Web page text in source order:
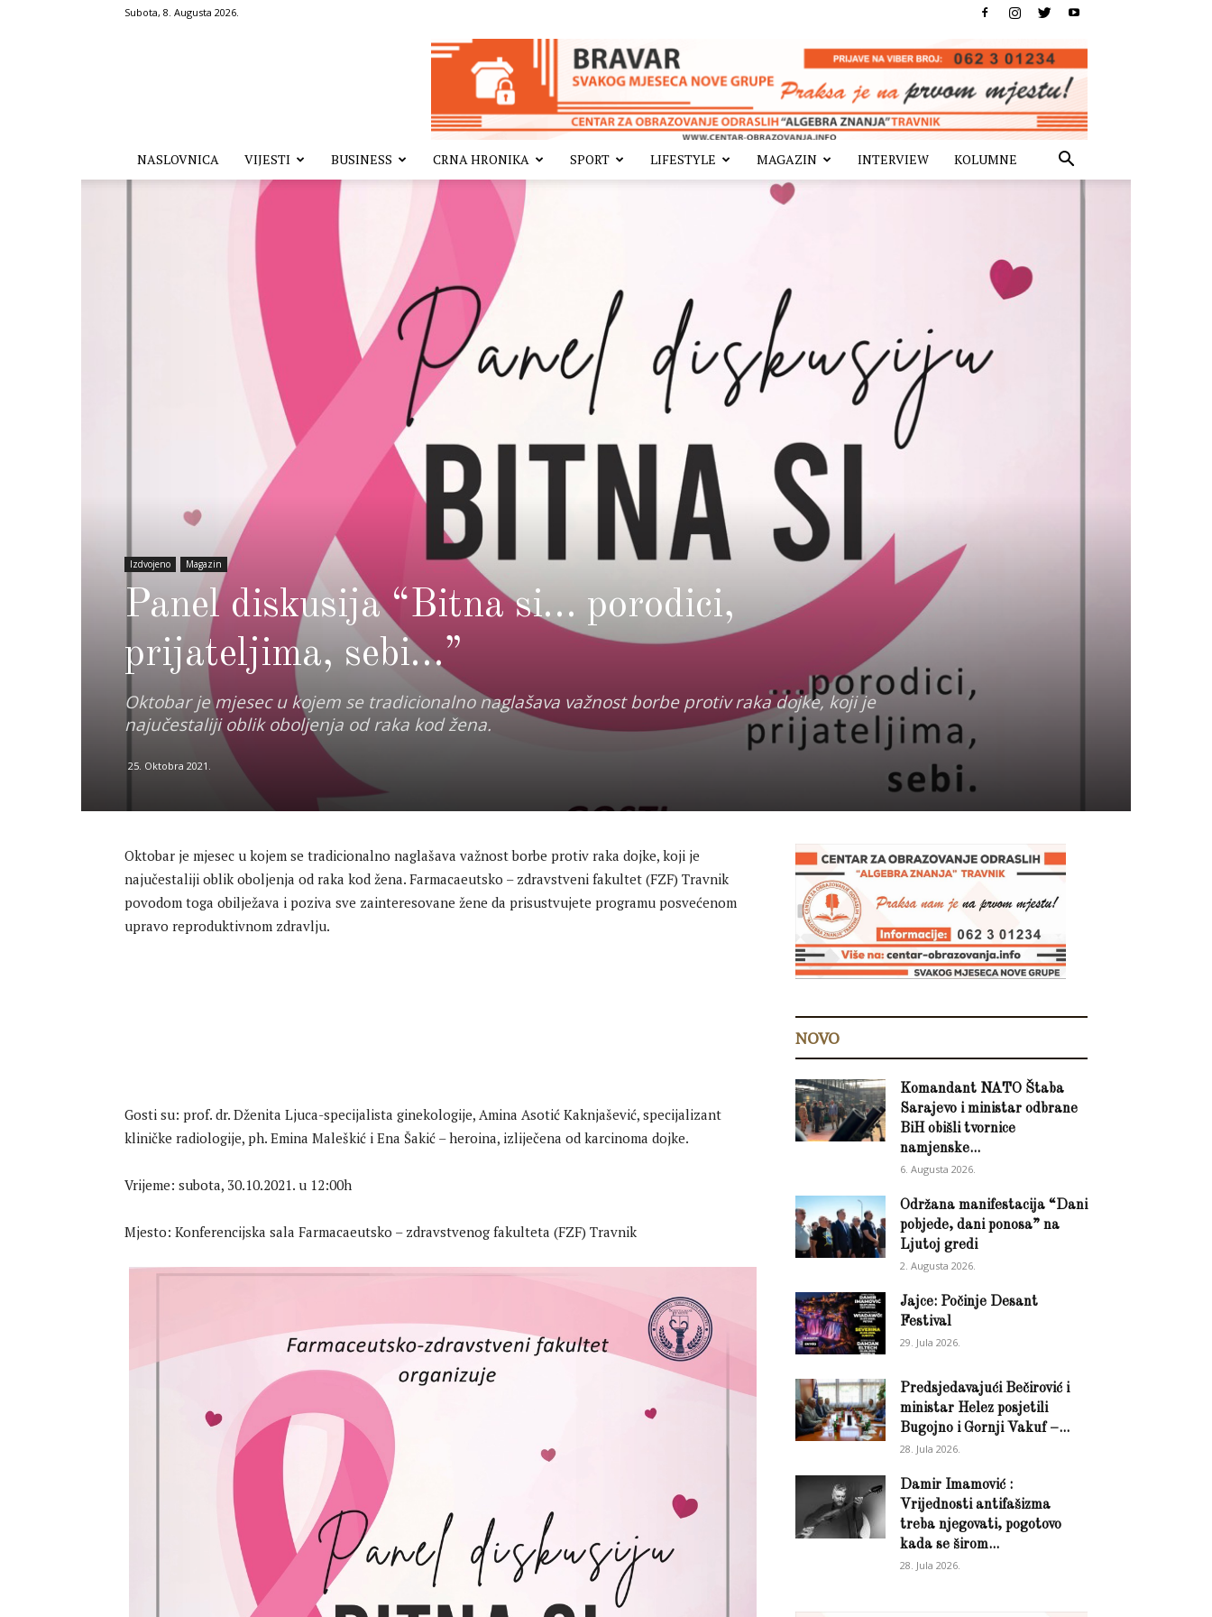
Subota, 8. Augusta 2026.
NASLOVNICA VIJESTI BUSINESS CRNA HRONIKA SPORT LIFESTYLE MAGAZIN INTERVIEW KOLUMNE
Izdvojeno Magazin
Panel diskusija “Bitna si… porodici,
prijateljima, sebi…”
Oktobar je mjesec u kojem se tradicionalno naglašava važnost borbe protiv raka dojke, koji je
najučestaliji oblik oboljenja od raka kod žena.
25. Oktobra 2021.
Oktobar je mjesec u kojem se tradicionalno naglašava važnost borbe protiv raka dojke, koji je
najučestaliji oblik oboljenja od raka kod žena. Farmacaeutsko – zdravstveni fakultet (FZF) Travnik
povodom toga obilježava i poziva sve zainteresovane žene da prisustvujete programu posvećenom
upravo reproduktivnom zdravlju.
Gosti su: prof. dr. Dženita Ljuca-specijalista ginekologije, Amina Asotić Kaknjašević, specijalizant
kliničke radiologije, ph. Emina Maleškić i Ena Šakić – heroina, izliječena od karcinoma dojke.
Vrijeme: subota, 30.10.2021. u 12:00h
Mjesto: Konferencijska sala Farmacaeutsko – zdravstvenog fakulteta (FZF) Travnik
NOVO
Komandant NATO Štaba
Sarajevo i ministar odbrane
BiH obišli tvornice
namjenske...
6. Augusta 2026.
Održana manifestacija “Dani
pobjede, dani ponosa” na
Ljutoj gredi
2. Augusta 2026.
Jajce: Počinje Desant
Festival
29. Jula 2026.
Predsjedavajući Bečirović i
ministar Helez posjetili
Bugojno i Gornji Vakuf –...
28. Jula 2026.
Damir Imamović :
Vrijednosti antifašizma
treba njegovati, pogotovo
kada se širom...
28. Jula 2026.